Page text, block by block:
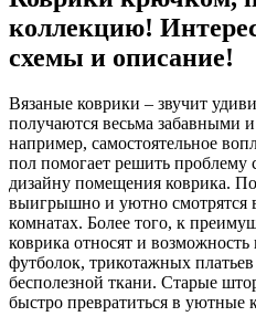
коллекцию!
схемы и описание!
Вязаные коврики – звучит
получаются весьма забавными
например, самостоятельное
пол помогает решить проблему
дизайну помещения коврика.
выигрышно и уютно смотрятся
комнатах. Более того, к
коврика относят и
футболок, трикотажных
бесполезной ткани. Старые
быстро превратиться в